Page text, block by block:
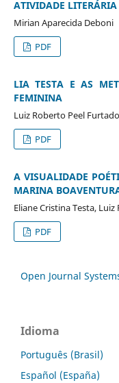
ATIVIDADE
Mirian Aparecida Deboni
PDF
LIA TESTA E AS
FEMININA
Luiz Roberto Peel
PDF
A VISUALIDADE
MARINA
Eliane Cristina Testa,
PDF
Open Journal
Idioma
Português (Brasil)
Español (España)